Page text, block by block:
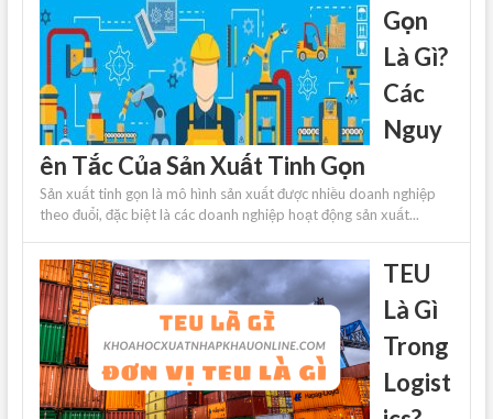
Gọn
Là Gì?
Các
Nguy
ên Tắc Của Sản Xuất Tinh Gọn
Sản xuất tinh gọn là mô hình sản xuất được nhiều doanh nghiệp
theo đuổi, đặc biệt là các doanh nghiệp hoạt động sản xuất...
TEU
Là Gì
Trong
Logist